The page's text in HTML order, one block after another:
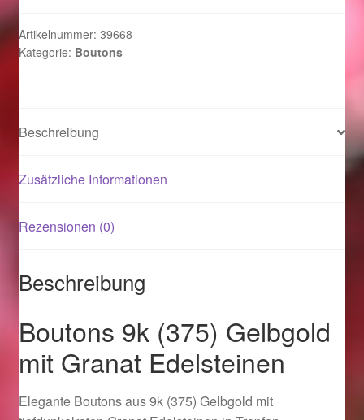
Magisches und Festliches zu Halloween
Magisches und Festliches zu Halloween
Magisches und Festliches zu Halloween 2022
Mein Konto
Logout
Ostergeschenke finden für Ostern 2017
Ostergeschenke finden für Ostern 2018
mit
Granat
Edelsteinen
Artikelnummer: 39668
Kategorie: Boutons
Beschreibung
Zusätzliche Informationen
Rezensionen (0)
Beschreibung
Boutons 9k (375) Gelbgold
mit Granat Edelsteinen
Elegante Boutons aus 9k (375) Gelbgold mit